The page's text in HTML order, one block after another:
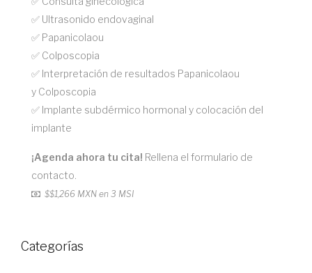
✅ Ultrasonido endovaginal
✅ Papanicolaou
✅ Colposcopia
✅ Interpretación de resultados Papanicolaou
y Colposcopia
✅ Implante subdérmico hormonal y colocación del
implante
¡Agenda ahora tu cita! Rellena el formulario de
contacto.
$$1,266 MXN en 3 MSI
Categorías